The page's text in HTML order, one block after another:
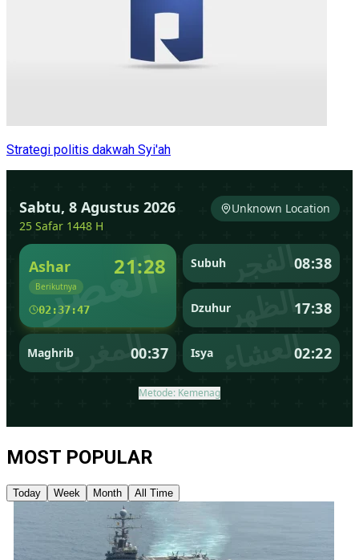
Strategi politis dakwah Syi'ah
MOST POPULAR
Today Week Month All Time